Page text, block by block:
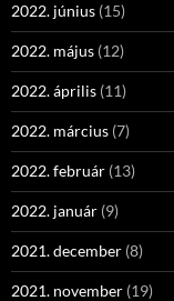
2022. június (15)
2022. május (12)
2022. április (11)
2022. március (7)
2022. február (13)
2022. január (9)
2021. december (8)
2021. november (19)